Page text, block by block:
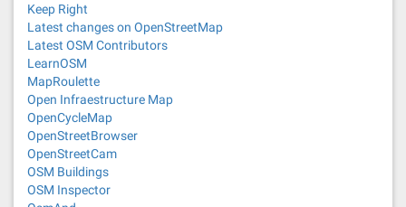
Keep Right
Latest changes on OpenStreetMap
Latest OSM Contributors
LearnOSM
MapRoulette
Open Infraestructure Map
OpenCycleMap
OpenStreetBrowser
OpenStreetCam
OSM Buildings
OSM Inspector